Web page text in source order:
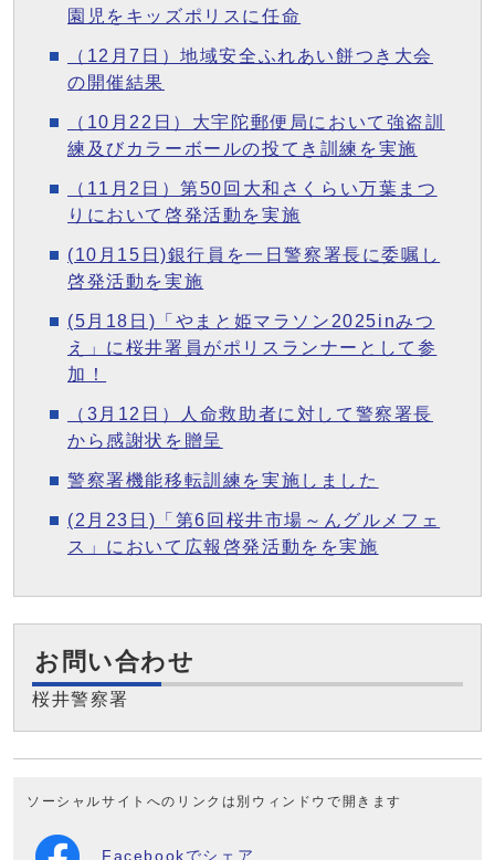
園児をキッズポリスに任命
（12月7日）地域安全ふれあい餅つき大会
の開催結果
（10月22日）大宇陀郵便局において強盗訓
練及びカラーボールの投てき訓練を実施
（11月2日）第50回大和さくらい万葉まつ
りにおいて啓発活動を実施
(10月15日)銀行員を一日警察署長に委嘱し
啓発活動を実施
(5月18日)「やまと姫マラソン2025inみつ
え」に桜井署員がポリスランナーとして参
加！
（3月12日）人命救助者に対して警察署長
から感謝状を贈呈
警察署機能移転訓練を実施しました
(2月23日)「第6回桜井市場～んグルメフェ
ス」において広報啓発活動をを実施
お問い合わせ
桜井警察署
ソーシャルサイトへのリンクは別ウィンドウで開きます
Facebookでシェア